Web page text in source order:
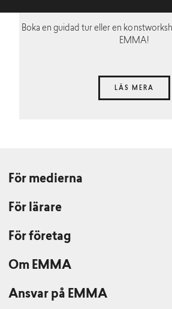
Boka en guidad tur eller en
EMMA!
LÄS MERA
För medierna
För lärare
För företag
Om EMMA
Ansvar på EMMA